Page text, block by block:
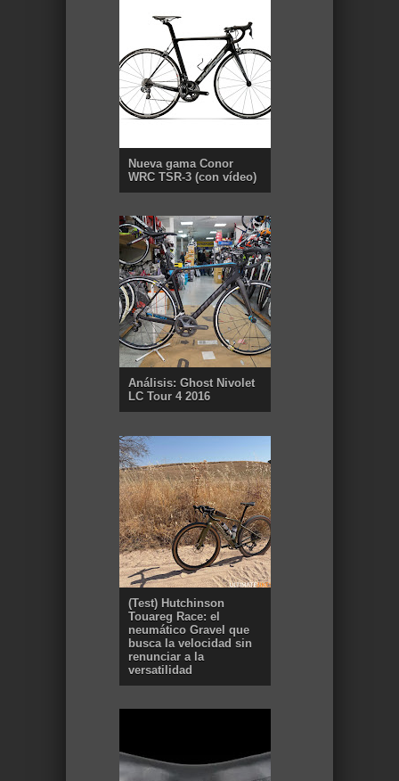
Nueva gama Conor
WRC TSR-3 (con vídeo)
Análisis: Ghost Nivolet
LC Tour 4 2016
(Test) Hutchinson
Touareg Race: el
neumático Gravel que
busca la velocidad sin
renunciar a la
versatilidad